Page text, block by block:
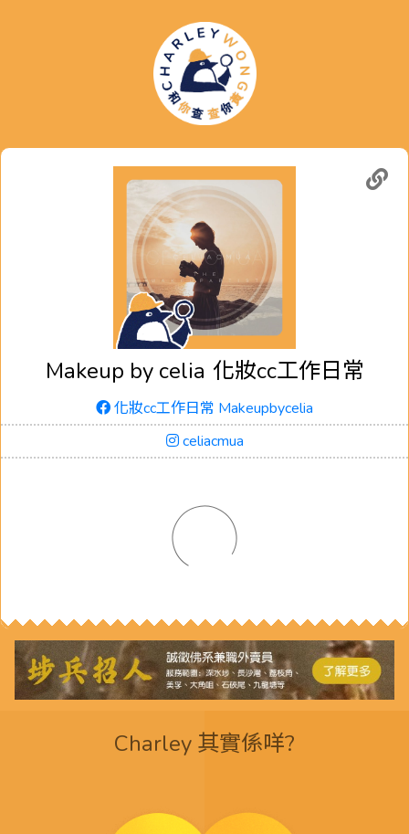
Makeup by celia 化妝cc工作日常
化妝cc工作日常 Makeupbycelia
celiacmua
Charley 其實係咩?